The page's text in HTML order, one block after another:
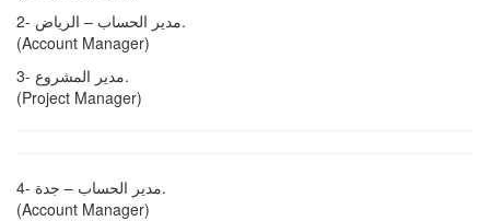
2- مدير الحساب – الرياض.
(Account Manager)
3- مدير المشروع.
(Project Manager)
4- مدير الحساب – جدة.
(Account Manager)